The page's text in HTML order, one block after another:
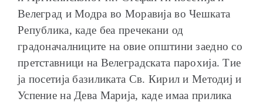
Велеград и Модра во Моравија во Чешката
Република, каде беа пречекани од
градоначалниците на овие општини заедно со
претставници на Велеградската парохија. Тие
ја посетија базиликата Св. Кирил и Методиј и
Успение на Дева Марија, каде имаа прилика